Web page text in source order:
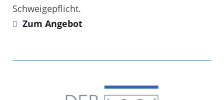
Schweigepflicht.
Zum Angebot